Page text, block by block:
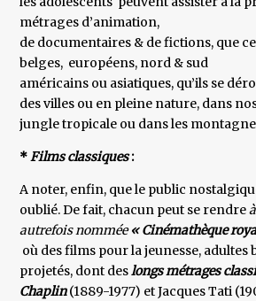
métrages d’animation,
de documentaires & de fictions, que
belges, européens, nord & sud
américains ou asiatiques, qu’ils se
des villes ou en pleine nature, dans
jungle tropicale ou dans les
*Films classiques:
A noter, enfin, que le public
oublié. De fait, chacun peut se rendre
autrefois nommée« Cinémathèque
où des films pour la jeunesse, adultes
projetés, dont deslongs métrages
Chaplin(1889-1977) et Jacques Tati